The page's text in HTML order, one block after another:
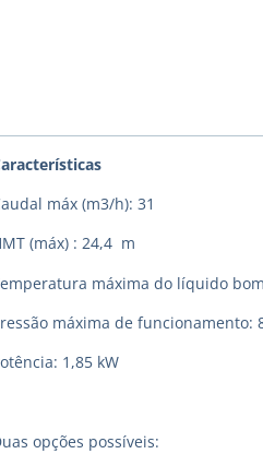
máx (m3/h): 31
(máx) : 24,4 m
máxima do líquido
máxima de funcionamento:
1,85 kW
opções possíveis: